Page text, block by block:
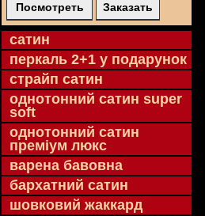
Посмотреть Заказать
cатин
перкаль 2+1 у подарунок
страйп сатин
однотонний сатин super
soft
однотонний сатин
преміум люкс
варена бавовна
бархатний сатин
шовковий жаккард